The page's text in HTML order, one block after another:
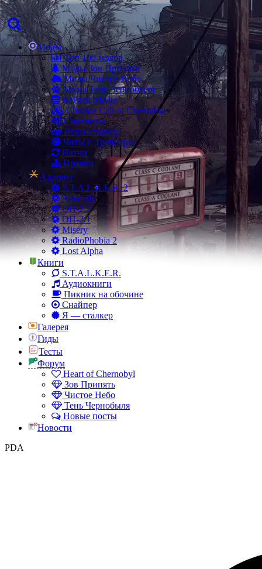
Моды
Топ 100 модов
Моды Зов Припяти
Моды Чистое Небо
Моды Тень Чернобыля
RePack Моды
Сборки Call of Chernobyl
Спавнеры
Игры сталкер
Читы и Трейнеры
Патчи
Правки
Аддоны
S.T.A.L.K.E.R. 2
Anomaly
ОП-2.2
ОП-2.1
Misery
RadioPhobia 2
Lost Alpha
Книги
S.T.A.L.K.E.R.
Аудиокниги
Пикник на обочине
Снайпер
Я — сталкер
Галерея
Гиды
Тесты
Форум
Heart of Chernobyl
Зов Припять
Чистое Небо
Тень Чернобыля
Новые посты
Новости
PDA